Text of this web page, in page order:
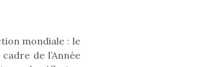
mondiale : le
de l’Année